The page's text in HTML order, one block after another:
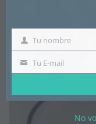
Nombre
Tu nombre
Tu E-mail
No